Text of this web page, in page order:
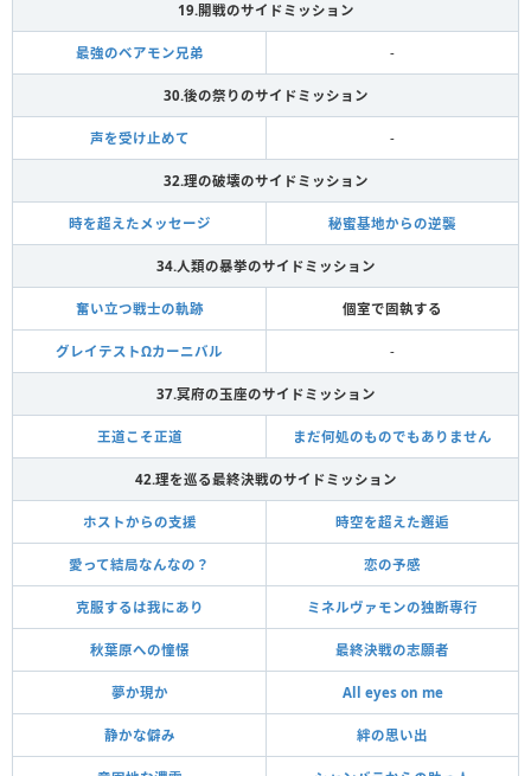
19.開戦のサイドミッション
最強のベアモン兄弟 -
30.後の祭りのサイドミッション
声を受け止めて -
32.理の破壊のサイドミッション
時を超えたメッセージ 秘蜜基地からの逆襲
34.人類の暴挙のサイドミッション
奮い立つ戦士の軌跡 個室で固執する
グレイテストΩカーニバル -
37.冥府の玉座のサイドミッション
王道こそ正道 まだ何処のものでもありません
42.理を巡る最終決戦のサイドミッション
ホストからの支援 時空を超えた邂逅
愛って結局なんなの？ 恋の予感
克服するは我にあり ミネルヴァモンの独断専行
秋葉原への憧憬 最終決戦の志願者
夢か現か All eyes on me
静かな僻み 絆の思い出